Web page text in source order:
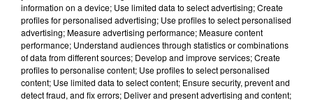
vraiment la sneaker la plus attendue de 2023, mais il est
certain que l'intérêt des fans est très élevé.
Cet élément est masqué compte-tenu du refus du
dépôt de cookies que vous avez exprimé. Si vous
information on a device; Use limited data to select advertising; Create
profiles for personalised advertising; Use profiles to select personalised
advertising; Measure advertising performance; Measure content
performance; Understand audiences through statistics or combinations
of data from different sources; Develop and improve services; Create
profiles to personalise content; Use profiles to select personalised
content; Use limited data to select content; Ensure security, prevent and
detect fraud, and fix errors; Deliver and present advertising and content;